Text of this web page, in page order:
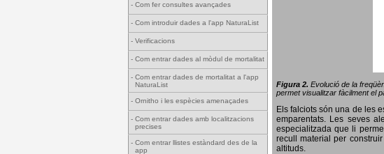
- Com fer consultes avançades
- Com introduir dades a l'app NaturaList
- Verificacions
- Com entrar dades al mòdul de mortalitat
- Com entrar dades de mortalitat a l'app
NaturaList
- Ornitho i les espècies amenaçades
- Com entrar dades amb localitzacions
precises
- Com entrar llistes estàndard des de la
app
Figura 2. Evolució de la
permet visualitzar fàcilment el
Els falciots són una de les
emparentats. Les seves
especialitzada que li
recull material per
altituds.